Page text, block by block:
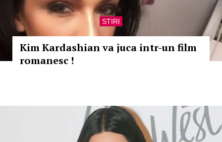
STIRI
Kim Kardashian va juca intr-un film
romanesc !